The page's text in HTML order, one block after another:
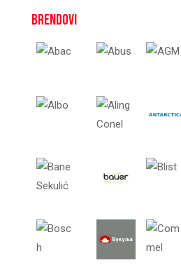
Brendovi